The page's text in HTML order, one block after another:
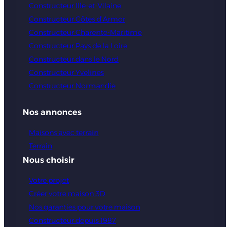
Constructeur Ille-et-Vilaine
Constructeur Côtes d’Armor
Constructeur Charente-Maritime
Constructeur Pays de la Loire
Constructeur dans le Nord
Constructeur Yvelines
Constructeur Normandie
Nos annonces
Maisons avec terrain
Terrain
Nous choisir
Votre projet
Créer votre maison 3D
Nos garanties pour votre maison
Constructeur depuis 1987